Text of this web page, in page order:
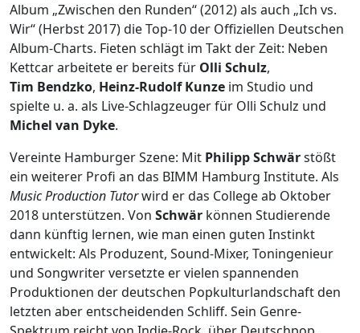
Album „Zwischen den Runden“ (2012) als auch „Ich vs.
Wir“ (Herbst 2017) die Top-10 der Offiziellen Deutschen
Album-Charts. Fieten schlägt im Takt der Zeit: Neben
Kettcar arbeitete er bereits für Olli Schulz,
Tim Bendzko, Heinz-Rudolf Kunze im Studio und
spielte u. a. als Live-Schlagzeuger für Olli Schulz und
Michel van Dyke.
Vereinte Hamburger Szene: Mit Philipp Schwärstößt
ein weiterer Profi an das BIMM Hamburg Institute. Als
Music Production Tutorwird er das College ab Oktober
2018 unterstützen. Von Schwär können Studierende
dann künftig lernen, wie man einen guten Instinkt
entwickelt: Als Produzent, Sound-Mixer, Toningenieur
und Songwriter versetzte er vielen spannenden
Produktionen der deutschen Popkulturlandschaft den
letzten aber entscheidenden Schliff. Sein Genre-